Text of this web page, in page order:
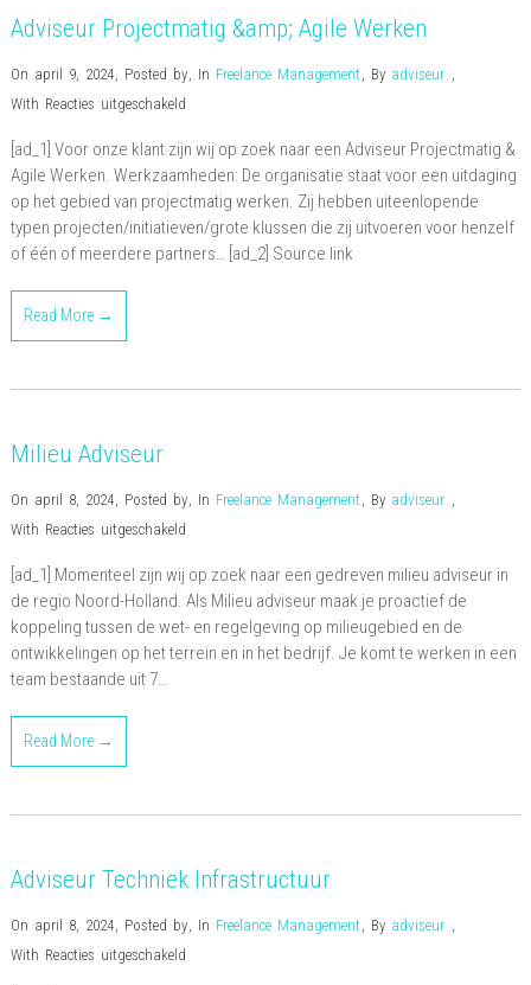
Adviseur Projectmatig &amp; Agile Werken
On april 9, 2024, Posted by, In Freelance Management , By adviseur ,
With Reacties uitgeschakeldvoor
Projectmatig
&amp;
Agile
Werken
[ad_1] Voor onze klant zijn wij op zoek naar een Adviseur Projectmatig &
Agile Werken. Werkzaamheden: De organisatie staat voor een uitdaging
op het gebied van projectmatig werken. Zij hebben uiteenlopende
typen projecten/initiatieven/grote klussen die zij uitvoeren voor henzelf
of één of meerdere partners… [ad_2] Source link
Read More →
Milieu Adviseur
On april 8, 2024, Posted by, In Freelance Management , By adviseur ,
With Reacties uitgeschakeldvoor
Adviseur
[ad_1] Momenteel zijn wij op zoek naar een gedreven milieu adviseur in
de regio Noord-Holland. Als Milieu adviseur maak je proactief de
koppeling tussen de wet- en regelgeving op milieugebied en de
ontwikkelingen op het terrein en in het bedrijf. Je komt te werken in een
team bestaande uit 7…
Read More →
Adviseur Techniek Infrastructuur
On april 8, 2024, Posted by, In Freelance Management , By adviseur ,
With Reacties uitgeschakeldvoor